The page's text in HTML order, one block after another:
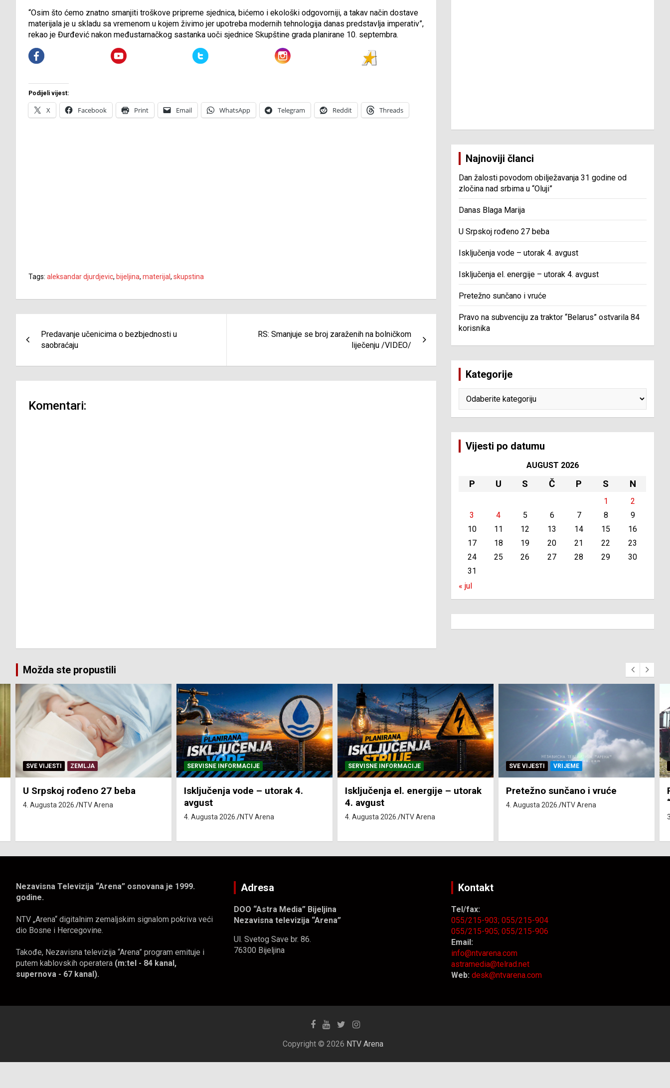
“Osim što ćemo znatno smanjiti troškove pripreme sjednica, bićemo i ekološki odgovorniji, a takav način dostave
materijala je u skladu sa vremenom u kojem živimo jer upotreba modernih tehnologija danas predstavlja imperativ”,
rekao je Đurđević nakon međustarnačkog sastanka uoči sjednice Skupštine grada planirane 10. septembra.
Podijeli vijest:
X Facebook Print Email WhatsApp Telegram Reddit Threads
Tags: aleksandar djurdjevic, bijeljina, materijal , skupstina
članaka
Predavanje učenicima o bezbjednosti u
saobraćaju
RS: Smanjuje se broj zaraženih na bolničkom
liječenju /VIDEO/
Komentari:
Najnoviji članci
Dan žalosti povodom obilježavanja 31 godine od
zločina nad srbima u “Oluji”
Danas Blaga Marija
U Srpskoj rođeno 27 beba
Isključenja vode – utorak 4. avgust
Isključenja el. energije – utorak 4. avgust
Pretežno sunčano i vruće
Pravo na subvenciju za traktor “Belarus” ostvarila 84
korisnika
Kategorije
Vijesti po datumu
AUGUST 2026
P U S Č P S N
1
2
3
4 5 6 7 8
9
10
11 12 13 14 15
16
17
18 19 20 21 22
23
24
25 26 27 28 29
30
31
« jul
Možda ste propustili
SERVISNE INFORMACIJE
Isključenja vode – utorak 4.
avgust
SERVISNE INFORMACIJE
Isključenja el. energije – utorak
4. avgust
4. Augusta 2026. NTV Arena
SVE VIJESTI VRIJEME
Pretežno sunčano i vruće
4. Augusta 2026.
SVE VIJESTI ZEMLJA
Pravo na subvenciju za traktor
“Belarus” ostvarila 84 korisnika
Nezavisna Televizija “Arena” osnovana je 1999.
godine.
NTV „Arena“ digitalnim zemaljskim signalom pokriva veći
dio Bosne i Hercegovine.
Takođe, Nezavisna televizija “Arena” program emituje i
putem kablovskih operatera (m:tel - 84 kanal,
supernova - 67 kanal).
Adresa
DOO “Astra Media” Bijeljina
Nezavisna televizija “Arena”
Ul. Svetog Save br. 86.
76300 Bijeljina
Kontakt
Tel/fax:
055/215-903;055/215-904
055/215-905;055/215-906
Email:
info@ntvarena.com
astramedia@telrad.net
Web: desk@ntvarena.com
Copyright © 2026 NTV Arena